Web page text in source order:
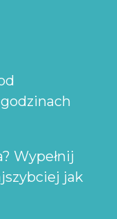
Wypełnij
jak